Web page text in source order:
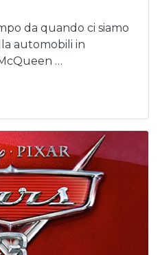
da quando ci siamo
automobili in
…